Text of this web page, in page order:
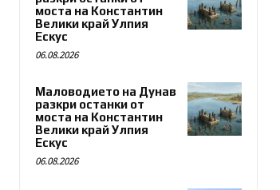
моста на Константин
Велики край Улпия
Ескус
06.08.2026
Маловодието на Дунав
разкри останки от
моста на Константин
Велики край Улпия
Ескус
06.08.2026